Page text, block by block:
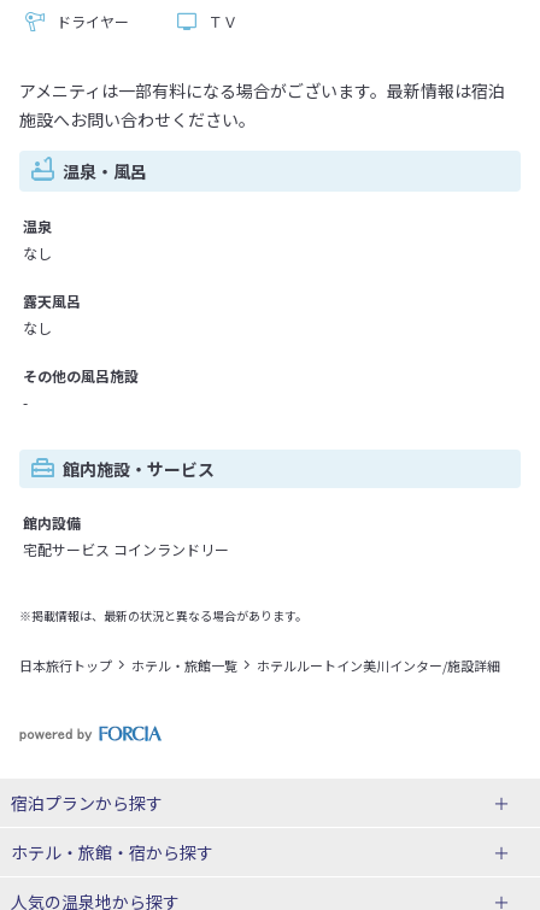
ドライヤー
ＴＶ
アメニティは一部有料になる場合がございます。最新情報は宿泊
施設へお問い合わせください。
温泉・風呂
温泉
なし
露天風呂
なし
その他の風呂施設
-
館内施設・サービス
館内設備
宅配サービス コインランドリー
※掲載情報は、最新の状況と異なる場合があります。
日本旅行トップ ホテル・旅館一覧 ホテルルートイン美川インター/施設詳細
宿泊プランから探す
北海道
東北
ホテル・旅館・宿から探す
北海道ホテル・旅館
人気の温泉地から探す